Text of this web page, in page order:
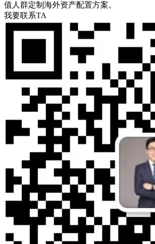
值人群定制海外资产配置方案。
我要联系TA